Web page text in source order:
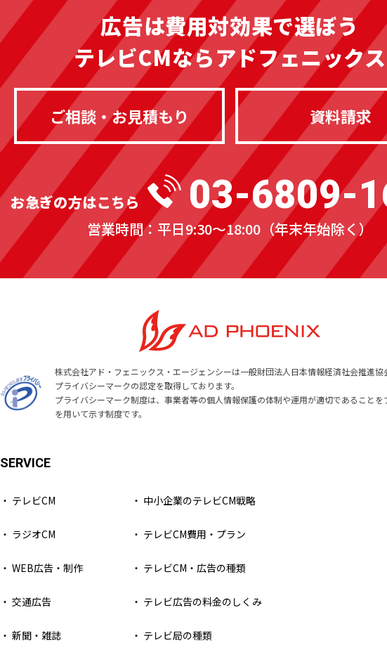
広告は費用対効果で選ぼう
テレビCMならアドフェニックス
ご相談・お見積もり 資料請求
お急ぎの方はこちら 03-6809-
営業時間：平日9:30〜18:00（年末年始除く）
株式会社アド・フェニックス・エージェンシーは一般財団法人日本情報経済社会推進協
プライバシーマークの認定を取得しております。
プライバシーマーク制度は、事業者等の個人情報保護の体制や運用が適切であることを
を用いて示す制度です。
SERVICE
・ テレビCM ・ 中小企業のテレビCM戦略
・ ラジオCM ・ テレビCM費用・プラン
・ WEB広告・制作 ・ テレビCM・広告の種類
・ 交通広告 ・ テレビ広告の料金のしくみ
・ 新聞・雑誌 ・ テレビ局の種類